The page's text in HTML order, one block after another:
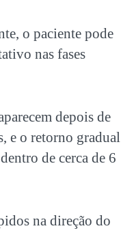
o paciente pode
nas fases
depois de
e o retorno gradual
de cerca de 6
na direção do